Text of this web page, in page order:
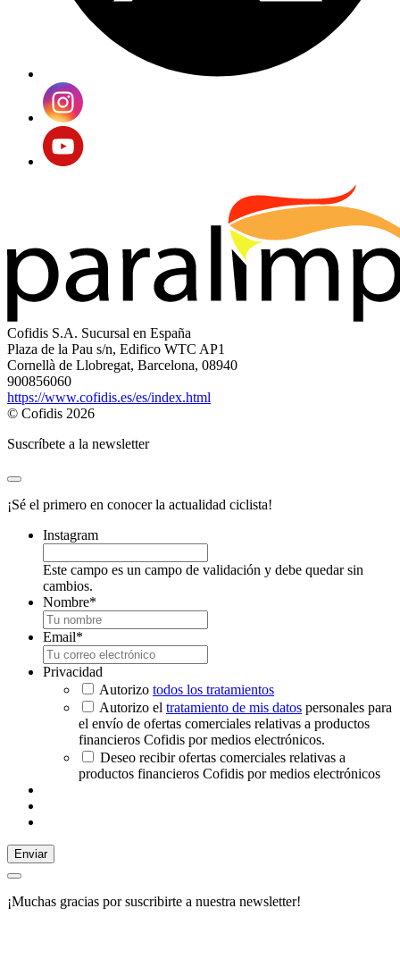
Cofidis S.A. Sucursal en España
Plaza de la Pau s/n, Edifico WTC AP1
Cornellà de Llobregat, Barcelona, 08940
900856060
https://www.cofidis.es/es/index.html
© Cofidis 2026
Suscríbete a la newsletter
¡Sé el primero en conocer la actualidad ciclista!
Instagram
Este campo es un campo de validación y debe quedar sin
cambios.
Nombre*
Email*
Privacidad
Autorizo todos los tratamientos
Autorizo el tratamiento de mis datos personales para
el envío de ofertas comerciales relativas a productos
financieros Cofidis por medios electrónicos.
Deseo recibir ofertas comerciales relativas a
productos financieros Cofidis por medios electrónicos
Enviar
¡Muchas gracias por suscribirte a nuestra newsletter!